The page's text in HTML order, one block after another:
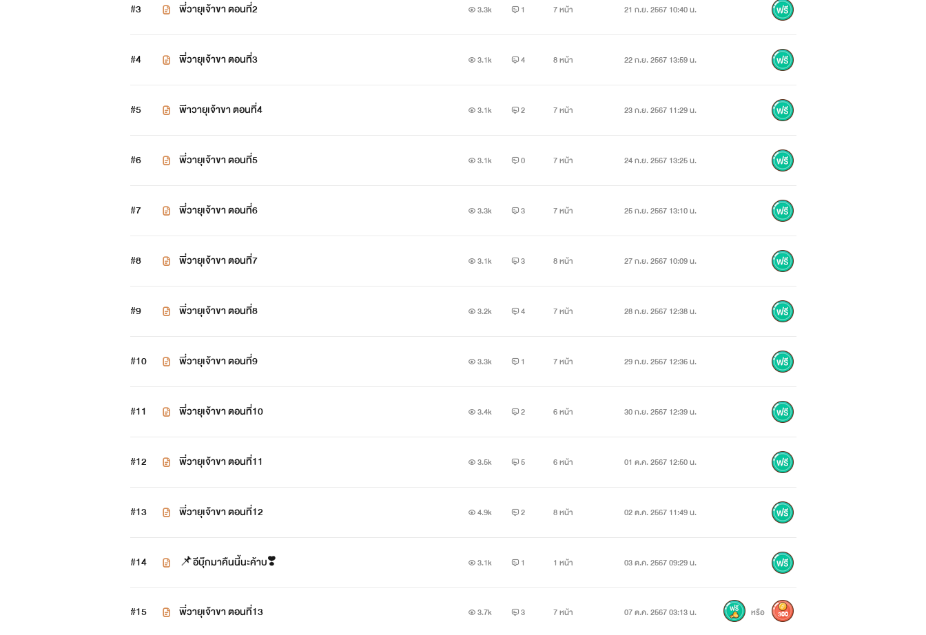
#3 พี่วายุเจ้าขา ตอนที่2 3.3k 1 7 หน้า 21 ก.ย. 2567 10:40 น.
#4 พี่วายุเจ้าขา ตอนที่3 3.1k 4 8 หน้า 22 ก.ย. 2567 13:59 น.
#5 พีาวายุเจ้าขา ตอนที่4 3.1k 2 7 หน้า 23 ก.ย. 2567 11:29 น.
#6 พี่วายุเจ้าขา ตอนที่5 3.1k 0 7 หน้า 24 ก.ย. 2567 13:25 น.
#7 พี่วายุเจ้าขา ตอนที่6 3.3k 3 7 หน้า 25 ก.ย. 2567 13:10 น.
#8 พี่วายุเจ้าขา ตอนที่7 3.1k 3 8 หน้า 27 ก.ย. 2567 10:09 น.
#9 พี่วายุเจ้าขา ตอนที่8 3.2k 4 7 หน้า 28 ก.ย. 2567 12:38 น.
#10 พี่วายุเจ้าขา ตอนที่9 3.3k 1 7 หน้า 29 ก.ย. 2567 12:36 น.
#11 พี่วายุเจ้าขา ตอนที่10 3.4k 2 6 หน้า 30 ก.ย. 2567 12:39 น.
#12 พี่วายุเจ้าขา ตอนที่11 3.5k 5 6 หน้า 01 ต.ค. 2567 12:50 น.
#13 พี่วายุเจ้าขา ตอนที่12 4.9k 2 8 หน้า 02 ต.ค. 2567 11:49 น.
#14 📌อีบุ๊กมาคืนนี้นะค้าบ❣️ 3.1k 1 1 หน้า 03 ต.ค. 2567 09:29 น.
#15 พี่วายุเจ้าขา ตอนที่13 3.7k 3 7 หน้า 07 ต.ค. 2567 03:13 น. หรือ 300